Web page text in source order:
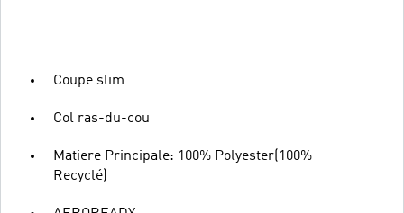
Coupe slim
Col ras-du-cou
Matiere Principale: 100% Polyester(100%
Recyclé)